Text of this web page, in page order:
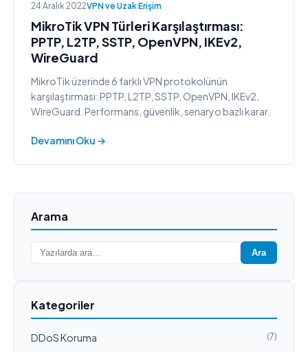
24 Aralık 2022VPN ve Uzak Erişim
MikroTik VPN Türleri Karşılaştırması:
PPTP, L2TP, SSTP, OpenVPN, IKEv2,
WireGuard
MikroTik üzerinde 6 farklı VPN protokolünün
karşılaştırması: PPTP, L2TP, SSTP, OpenVPN, IKEv2,
WireGuard. Performans, güvenlik, senaryo bazlı karar.
Devamını Oku →
Arama
Ara
Kategoriler
DDoS Koruma (7)